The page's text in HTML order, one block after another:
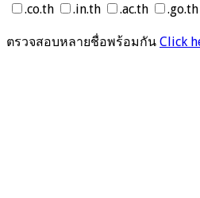
.co.th
.in.th .ac.th .go.th
ตรวจสอบหลายชื่อพร้อมกัน Click